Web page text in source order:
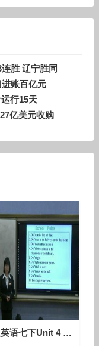
胜 辽宁胜同
账百亿元
行15天
亿美元收购
人教版英语七下Unit 4 Section A（第二课时）课堂视频实录（洪丽丽）